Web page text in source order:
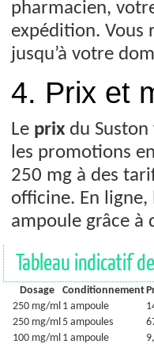
pharmacien,
expédition. Vous
jusqu’à votre
4. Prix et
Le prix du
les promotions
250 mg à des
officine. En
ampoule grâce à
Tableau indicatif
Dosage Conditionnement
250 mg/ml 1 ampoule
250 mg/ml 5 ampoules
100 mg/ml 1 ampoule